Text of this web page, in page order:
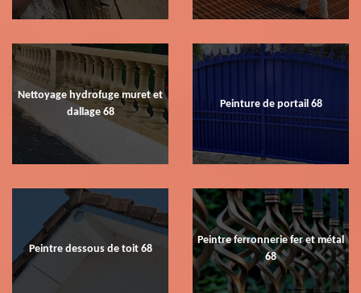
Nettoyage hydrofuge muret et
dallage 68
Peinture de portail 68
Peintre dessous de toit 68
Peintre ferronnerie fer et métal
68